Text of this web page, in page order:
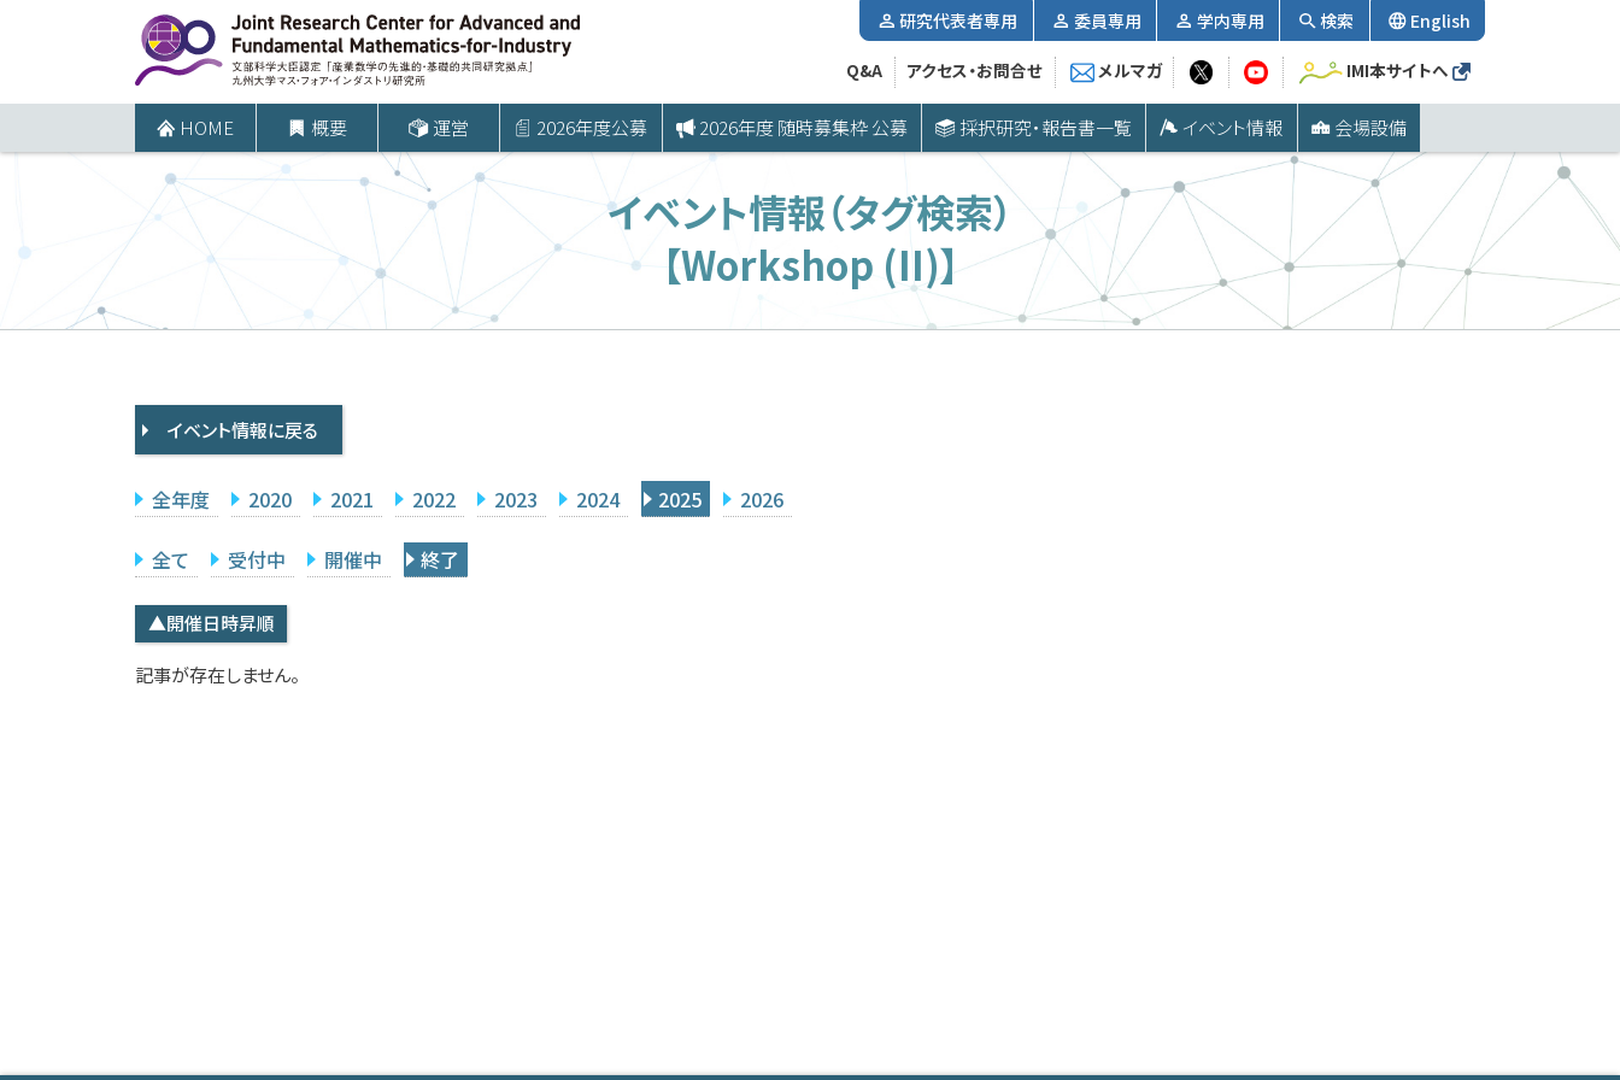
ツ
プ
HOME 概要 運営 2026年度公募 2026年度 随時募集枠 公募 採択研究・報告書一覧 イベント情報 会場設備
研究代表者専用 委員専用 学内専用 検索 English
Q&A アクセス・お問合せ メルマガ IMI本サイトへ
イベント情報（タグ検索）
【Workshop (II)】
イベント情報に戻る
全年度 2020 2021 2022 2023 2024 2025 2026
全て 受付中 開催中 終了
▲開催日時昇順
記事が存在しません。